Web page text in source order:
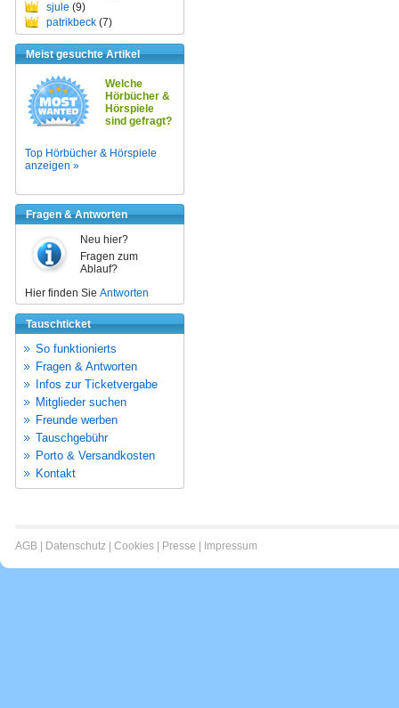
sjule (9)
patrikbeck (7)
Meist gesuchte Artikel
Welche
Hörbücher &
Hörspiele
sind gefragt?
Top Hörbücher & Hörspiele
anzeigen »
Fragen & Antworten
Neu hier?
Fragen zum
Ablauf?
Hier finden Sie Antworten
Tauschticket
So funktionierts
Fragen & Antworten
Infos zur Ticketvergabe
Mitglieder suchen
Freunde werben
Tauschgebühr
Porto & Versandkosten
Kontakt
AGB Datenschutz Cookies Presse Impressum